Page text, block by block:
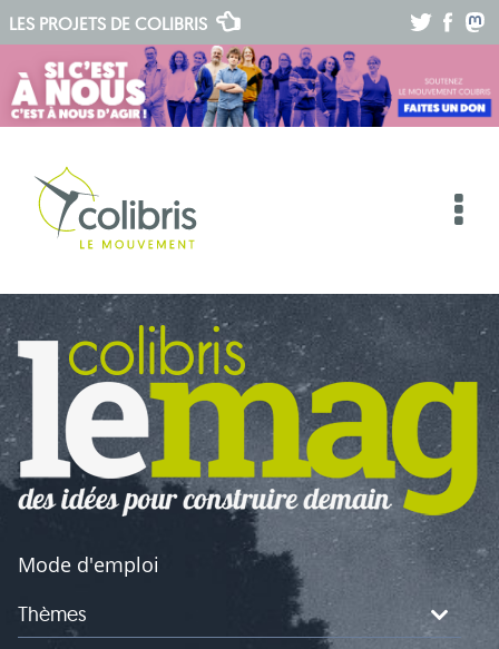
LES PROJETS DE COLIBRIS
Mode d'emploi
Thèmes